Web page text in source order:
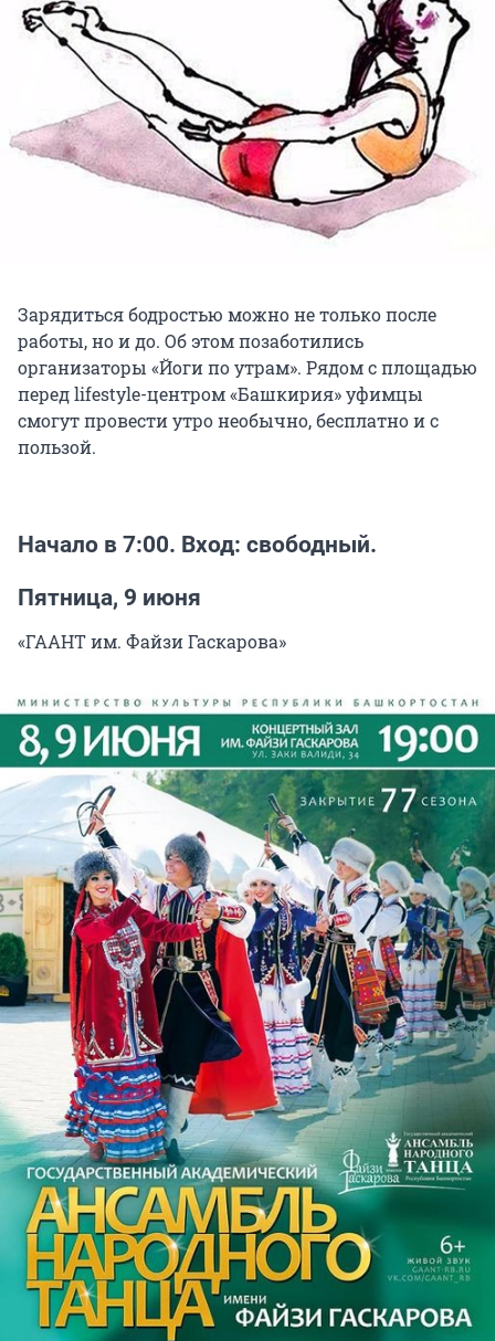
Зарядиться бодростью можно не только после
работы, но и до. Об этом позаботились
организаторы «Йоги по утрам». Рядом с площадью
перед lifestyle-центром «Башкирия» уфимцы
смогут провести утро необычно, бесплатно и с
пользой.
Начало в 7:00. Вход: свободный.
Пятница, 9 июня
«ГААНТ им. Файзи Гаскарова»